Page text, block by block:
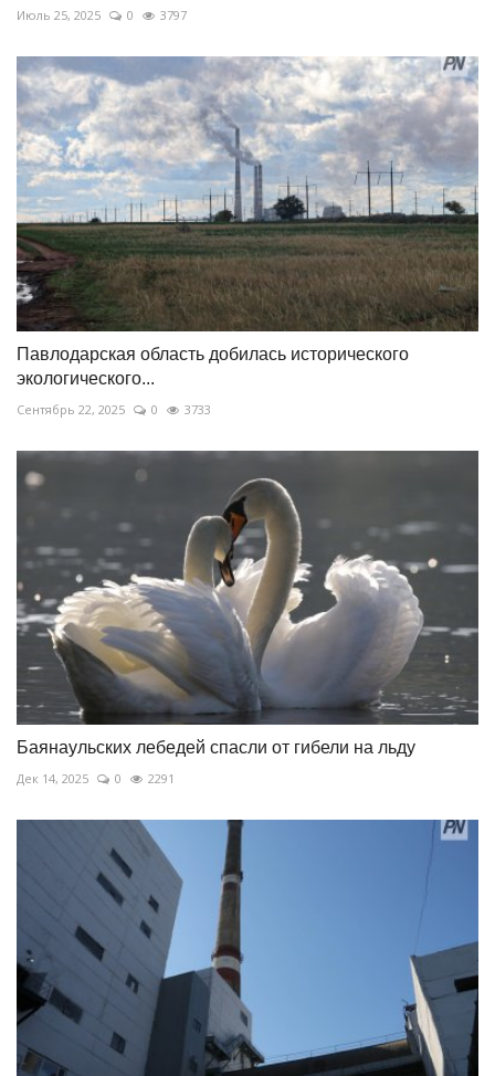
Июль 25, 2025 0 3797
Павлодарская область добилась исторического
экологического...
Сентябрь 22, 2025 0 3733
Баянаульских лебедей спасли от гибели на льду
Дек 14, 2025 0 2291